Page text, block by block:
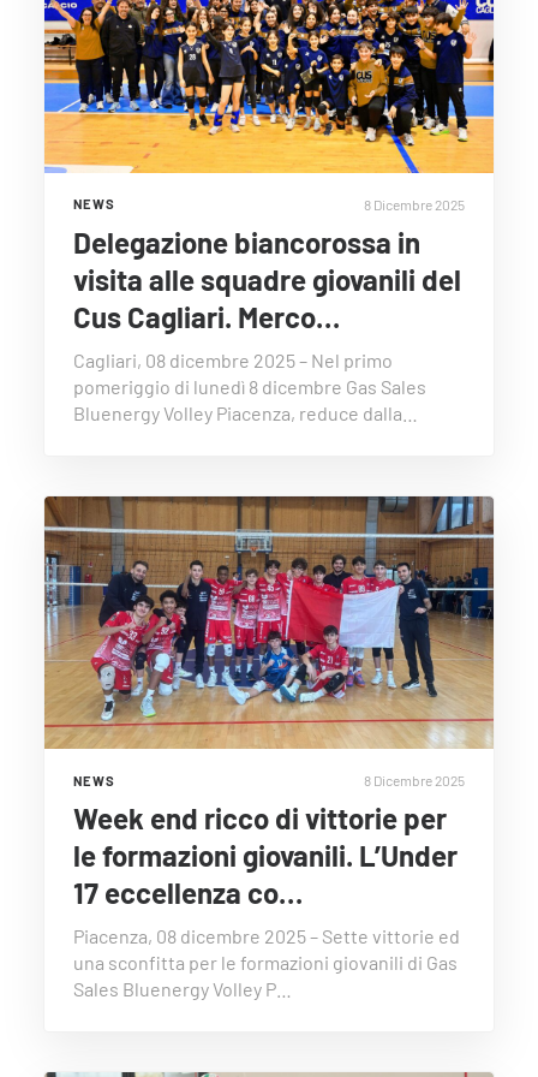
NEWS 8 Dicembre 2025
Delegazione biancorossa in
visita alle squadre giovanili del
Cus Cagliari. Merco…
Cagliari, 08 dicembre 2025 – Nel primo
pomeriggio di lunedì 8 dicembre Gas Sales
Bluenergy Volley Piacenza, reduce dalla…
NEWS 8 Dicembre 2025
Week end ricco di vittorie per
le formazioni giovanili. L’Under
17 eccellenza co…
Piacenza, 08 dicembre 2025 – Sette vittorie ed
una sconfitta per le formazioni giovanili di Gas
Sales Bluenergy Volley P…